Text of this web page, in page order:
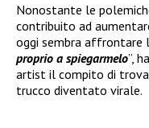
Nonostante le
contribuito ad
oggi sembra affrontare
proprio a spiegarmelo”,
artist il compito di
trucco diventato virale.